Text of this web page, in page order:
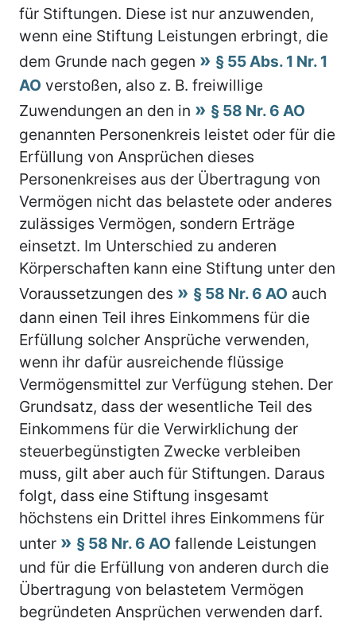
für Stiftungen. Diese ist nur anzuwenden,
wenn eine Stiftung Leistungen erbringt, die
dem Grunde nach gegen
§ 55 Abs. 1 Nr. 1
AO verstoßen, also z. B. freiwillige
Zuwendungen an den in
§ 58 Nr. 6 AO
genannten Personenkreis leistet oder für die
Erfüllung von Ansprüchen dieses
Personenkreises aus der Übertragung von
Vermögen nicht das belastete oder anderes
zulässiges Vermögen, sondern Erträge
einsetzt. Im Unterschied zu anderen
Körperschaften kann eine Stiftung unter den
Voraussetzungen des
§ 58 Nr. 6 AO auch
dann einen Teil ihres Einkommens für die
Erfüllung solcher Ansprüche verwenden,
wenn ihr dafür ausreichende flüssige
Vermögensmittel zur Verfügung stehen. Der
Grundsatz, dass der wesentliche Teil des
Einkommens für die Verwirklichung der
steuerbegünstigten Zwecke verbleiben
muss, gilt aber auch für Stiftungen. Daraus
folgt, dass eine Stiftung insgesamt
höchstens ein Drittel ihres Einkommens für
unter
§ 58 Nr. 6 AO fallende Leistungen
und für die Erfüllung von anderen durch die
Übertragung von belastetem Vermögen
begründeten Ansprüchen verwenden darf.